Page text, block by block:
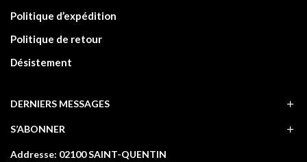
Politique d’expédition
Politique de retour
Désistement
DERNIERS MESSAGES
S’ABONNER
Addresse: 02100 SAINT-QUENTIN